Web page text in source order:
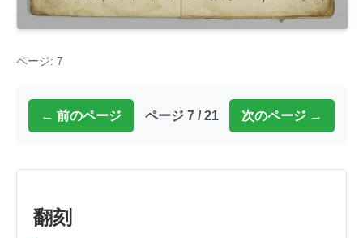
ページ: 7
← 前のページ ページ 7 / 21 次のページ →
翻刻